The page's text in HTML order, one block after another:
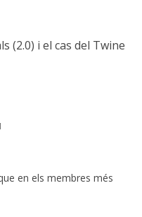
(2.0) i el cas del Twine
en els membres més